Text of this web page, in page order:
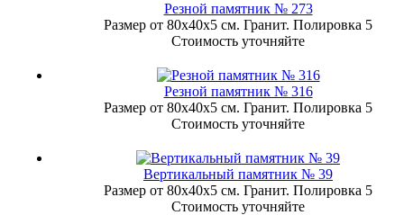
Резной памятник № 273
Размер от 80х40х5 см. Гранит. Полировка 5
Стоимость уточняйте
Резной памятник № 316
Размер от 80х40х5 см. Гранит. Полировка 5
Стоимость уточняйте
Вертикальный памятник № 39
Размер от 80х40х5 см. Гранит. Полировка 5
Стоимость уточняйте